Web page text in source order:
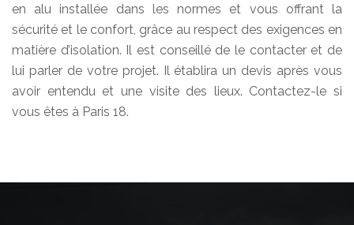
en alu installée dans les normes et vous offrant la
sécurité et le confort, grâce au respect des exigences en
matière d’isolation. Il est conseillé de le contacter et de
lui parler de votre projet. Il établira un devis après vous
avoir entendu et une visite des lieux. Contactez-le si
vous êtes à Paris 18.